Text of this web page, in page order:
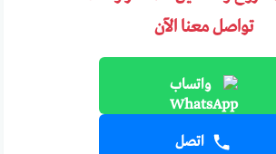
تواصل معنا الآن
واتساب
اتصل